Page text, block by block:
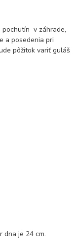
pochutín v záhrade,
a posedenia pri
pôžitok variť guláš
dna je 24 cm.